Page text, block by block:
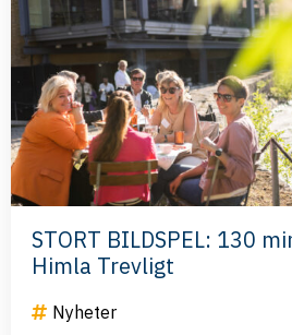
STORT BILDSPEL: 130
Himla Trevligt
Nyheter